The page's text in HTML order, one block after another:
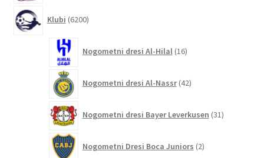
Klubi 6200izdelkov
Nogometni dresi Al-Hilal 16izdelkov
Nogometni dresi Al-Nassr 42izdelkov
Nogometni dresi Bayer Leverkusen 31izdelkov
Nogometni Dresi Boca Juniors 2izdelka